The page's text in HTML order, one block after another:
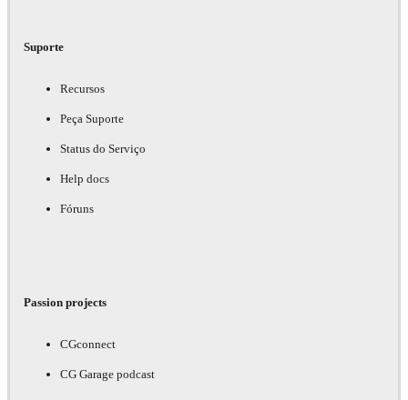
Suporte
Recursos
Peça Suporte
Status do Serviço
Help docs
Fóruns
Passion projects
CGconnect
CG Garage podcast